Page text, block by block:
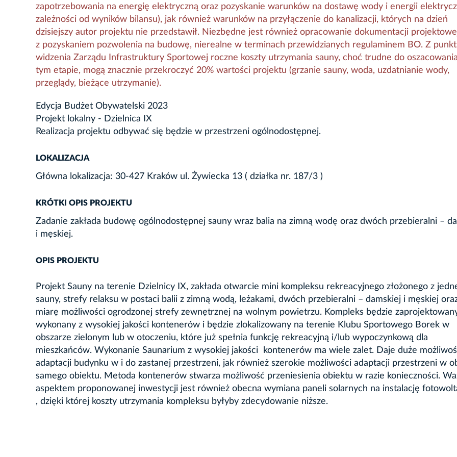
zapotrzebowania na energię elektryczną oraz pozyskanie warunków na dostawę wody i energii
zależności od wyników bilansu), jak również warunków na przyłączenie do kanalizacji, których na dzień
dzisiejszy autor projektu nie przedstawił. Niezbędne jest również opracowanie dokumentacji
z pozyskaniem pozwolenia na budowę, nierealne w terminach przewidzianych regulaminem BO. Z
widzenia Zarządu Infrastruktury Sportowej roczne koszty utrzymania sauny, choć trudne do
tym etapie, mogą znacznie przekroczyć 20% wartości projektu (grzanie sauny, woda, uzdatnianie wody,
przeglądy, bieżące utrzymanie).
Edycja Budżet Obywatelski 2023
Projekt lokalny - Dzielnica IX
Realizacja projektu odbywać się będzie w przestrzeni ogólnodostępnej.
LOKALIZACJA
Główna lokalizacja: 30-427 Kraków ul. Żywiecka 13 ( działka nr. 187/3 )
KRÓTKI OPIS PROJEKTU
Zadanie zakłada budowę ogólnodostępnej sauny wraz balia na zimną wodę oraz dwóch przebieralni –
i męskiej.
OPIS PROJEKTU
Projekt Sauny na terenie Dzielnicy IX, zakłada otwarcie mini kompleksu rekreacyjnego złożonego z
sauny, strefy relaksu w postaci balii z zimną wodą, leżakami, dwóch przebieralni – damskiej i męskiej
miarę możliwości ogrodzonej strefy zewnętrznej na wolnym powietrzu. Kompleks będzie
wykonany z wysokiej jakości kontenerów i będzie zlokalizowany na terenie Klubu Sportowego Borek w
obszarze zielonym lub w otoczeniu, które już spełnia funkcję rekreacyjną i/lub wypoczynkową dla
mieszkańców. Wykonanie Saunarium z wysokiej jakości kontenerów ma wiele zalet. Daje duże
adaptacji budynku w i do zastanej przestrzeni, jak również szerokie możliwości adaptacji przestrzeni w
samego obiektu. Metoda kontenerów stwarza możliwość przeniesienia obiektu w razie konieczności.
aspektem proponowanej inwestycji jest również obecna wymiana paneli solarnych na instalację
, dzięki której koszty utrzymania kompleksu byłyby zdecydowanie niższe.